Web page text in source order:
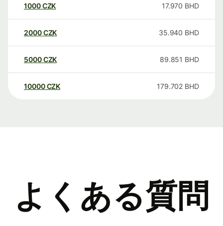
1000CZK 17.970 BHD
2000CZK 35.940 BHD
5000CZK 89.851 BHD
10000 CZK 179.702 BHD
よくある質問